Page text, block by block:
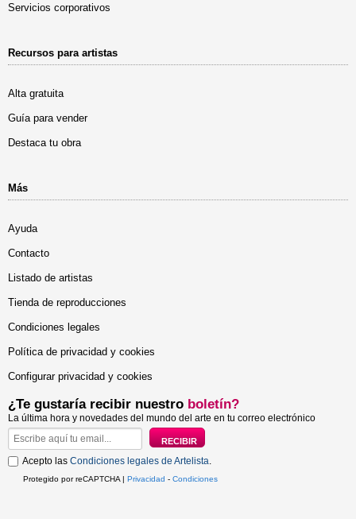
Servicios corporativos
Recursos para artistas
Alta gratuita
Guía para vender
Destaca tu obra
Más
Ayuda
Contacto
Listado de artistas
Tienda de reproducciones
Condiciones legales
Política de privacidad y cookies
Configurar privacidad y cookies
¿Te gustaría recibir nuestro boletín?
La última hora y novedades del mundo del arte en tu correo electrónico
Acepto las Condiciones legales de Artelista.
Protegido por reCAPTCHA | Privacidad - Condiciones